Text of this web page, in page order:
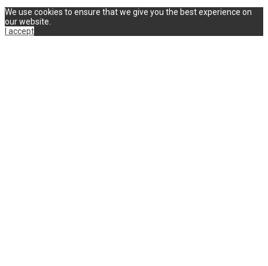
We use cookies to ensure that we give you the best experience on
our website.
I accept